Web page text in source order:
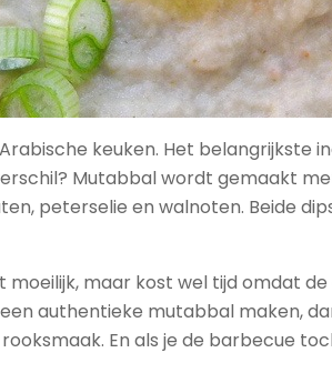
keuken. Het belangrijkste
Mutabbal wordt gemaakt
peterselie en walnoten. Beide
moeilijk, maar kost wel tijd omdat
authentieke mutabbal maken,
En als je de barbecue